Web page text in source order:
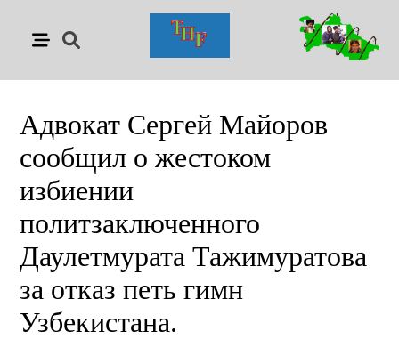
Адвокат Сергей Майоров
сообщил о жестоком
избиении
политзаключенного
Даулетмурата Тажимуратова
за отказ петь гимн
Узбекистана.